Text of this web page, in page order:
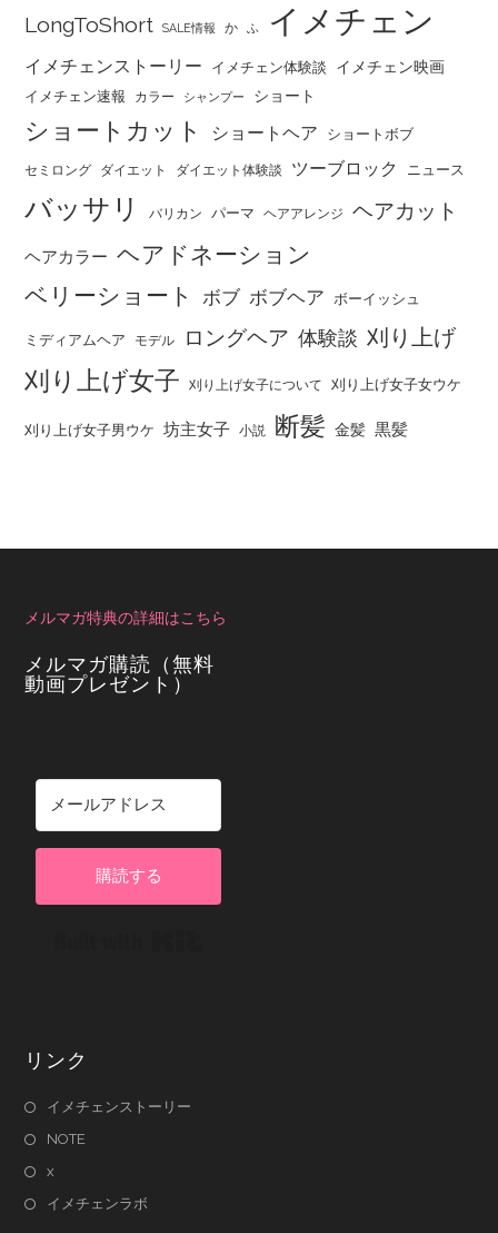
LongToShort SALE情報 か ふ イメチェン
イメチェンストーリー イメチェン体験談 イメチェン映画
イメチェン速報 カラー シャンプー ショート
ショートカット ショートヘア ショートボブ
セミロング ダイエット ダイエット体験談 ツーブロック ニュース
バッサリ バリカン パーマ ヘアアレンジ ヘアカット
ヘアカラー ヘアドネーション
ベリーショート
ボブ ボブヘア ボーイッシュ
ミディアムヘア モデル ロングヘア 体験談 刈り上げ
刈り上げ女子 刈り上げ女子について 刈り上げ女子女ウケ
刈り上げ女子男ウケ 坊主女子 小説 断髪 金髪 黒髪
メルマガ特典の詳細はこちら
メルマガ購読（無料
動画プレゼント）
購読する
リンク
イメチェンストーリー
NOTE
x
イメチェンラボ